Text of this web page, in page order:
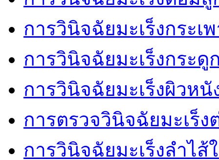
การวินิจฉัยมะเร็งกระเ
การวินิจฉัยมะเร็งกระดู
การวินิจฉัยมะเร็งผิวหนั
การตรวจวินิจฉัยมะเร็ง
การวินิจฉัยมะเร็งลำไส้